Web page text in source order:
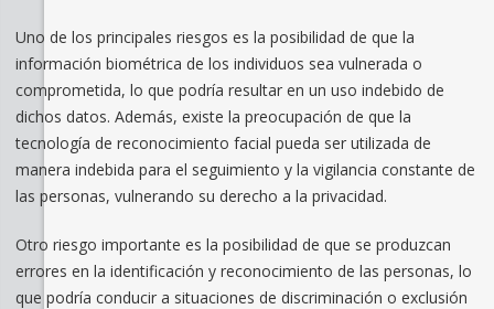
Uno de los principales riesgos es la posibilidad de que la
información biométrica de los individuos sea vulnerada o
comprometida, lo que podría resultar en un uso indebido de
dichos datos. Además, existe la preocupación de que la
tecnología de reconocimiento facial pueda ser utilizada de
manera indebida para el seguimiento y la vigilancia constante de
las personas, vulnerando su derecho a la privacidad.
Otro riesgo importante es la posibilidad de que se produzcan
errores en la identificación y reconocimiento de las personas, lo
que podría conducir a situaciones de discriminación o exclusión